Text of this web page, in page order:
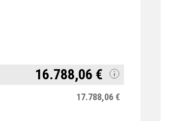
16.788,06 €
17.788,06 €